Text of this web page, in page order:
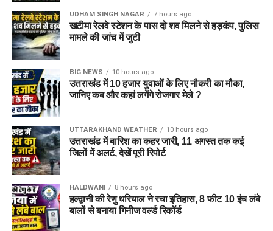
UDHAM SINGH NAGAR 7 hours ago
खटीमा रेलवे स्टेशन के पास दो शव मिलने से हड़कंप, पुलिस
मामले की जांच में जुटी
BIG NEWS 10 hours ago
उत्तराखंड में 10 हजार युवाओं के लिए नौकरी का मौका,
जानिए कब और कहां लगेंगे रोजगार मेले ?
UTTARAKHAND WEATHER 10 hours ago
उत्तराखंड में बारिश का कहर जारी, 11 अगस्त तक कई
जिलों में अलर्ट, देखें पूरी रिपोर्ट
HALDWANI 8 hours ago
हल्द्वानी की रेणु धरियाल ने रचा इतिहास, 8 फीट 10 इंच लंबे
बालों से बनाया गिनीज वर्ल्ड रिकॉर्ड